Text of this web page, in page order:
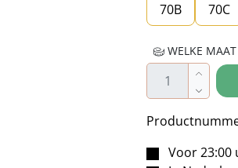
70B
70C
WELKE
Voor 23:00